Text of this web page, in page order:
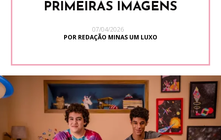
PRIMEIRAS IMAGENS
07/04/2026
POR REDAÇÃO MINAS UM LUXO